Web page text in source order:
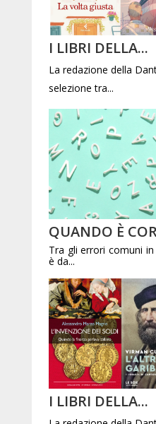
I LIBRI DELLA...
La redazione della
selezione tra...
QUANDO È
Tra gli errori comuni
è da...
I LIBRI DELLA...